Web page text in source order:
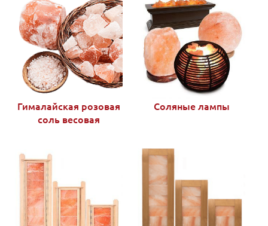
Гималайская розовая
соль весовая
Соляные лампы